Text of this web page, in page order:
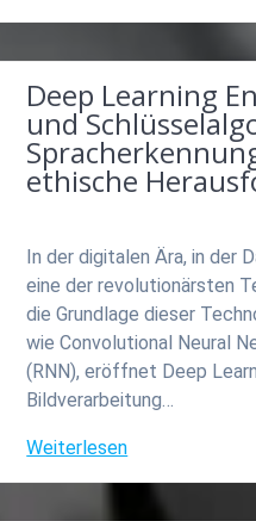
Deep Learning
und
ethische
In der digitalen Ära, in der
eine der revolutionärsten
die Grundlage dieser
wie Convolutional Neural
(RNN), eröffnet Deep
Bildverarbeitung…
Weiterlesen